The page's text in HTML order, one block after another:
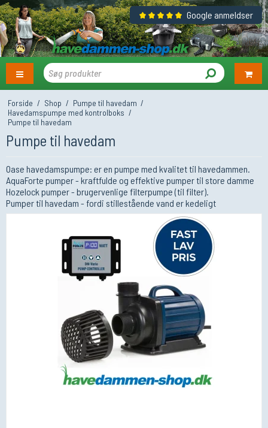
Google anmeldser
Forside / Shop / Pumpe til havedam /
Havedamspumpe med kontrolboks /
Pumpe til havedam
Pumpe til havedam
Oase havedamspumpe: er en pumpe med kvalitet til havedammen.
AquaForte pumper - kraftfulde og effektive pumper til store damme
Hozelock pumper - brugervenlige filterpumpe (til filter).
Pumper til havedam - fordi stillestående vand er kedeligt